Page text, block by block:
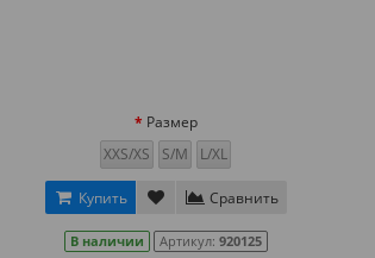
Размер
XXS/XS
S/M L/XL
Купить Сравнить
В наличии Артикул: 920125